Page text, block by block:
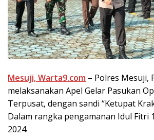
Mesuji, Warta9.com – Polres Mesuji,
melaksanakan Apel Gelar Pasukan
Terpusat, dengan sandi “Ketupat
Dalam rangka pengamanan Idul Fitri
2024.